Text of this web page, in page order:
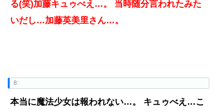
る(笑)加藤キュゥべえ…。 当時随分言われたみた
いだし…加藤英美里さん…。
8:
本当に魔法少女は報われない…。 キュゥべえ…こ